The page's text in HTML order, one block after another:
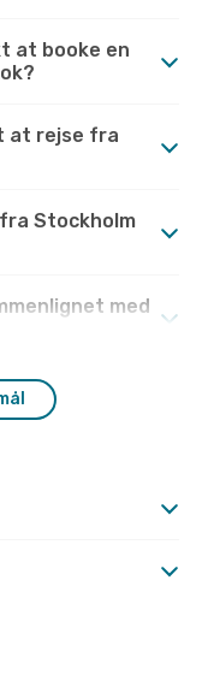
at booke en
at rejse fra
Stockholm
med